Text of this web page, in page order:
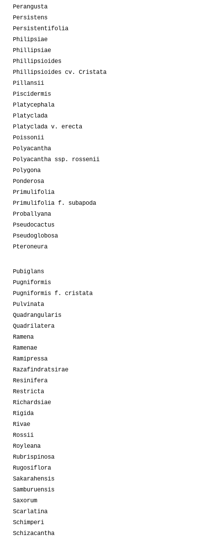
Perangusta
Persistens
Persistentifolia
Philipsiae
Phillipsiae
Phillipsioides
Phillipsioides cv. Cristata
Pillansii
Piscidermis
Platycephala
Platyclada
Platyclada v. erecta
Poissonii
Polyacantha
Polyacantha ssp. rossenii
Polygona
Ponderosa
Primulifolia
Primulifolia f. subapoda
Proballyana
Pseudocactus
Pseudoglobosa
Pteroneura
Pubiglans
Pugniformis
Pugniformis f. cristata
Pulvinata
Quadrangularis
Quadrilatera
Ramena
Ramenae
Ramipressa
Razafindratsirae
Resinifera
Restricta
Richardsiae
Rigida
Rivae
Rossii
Royleana
Rubrispinosa
Rugosiflora
Sakarahensis
Samburuensis
Saxorum
Scarlatina
Schimperi
Schizacantha